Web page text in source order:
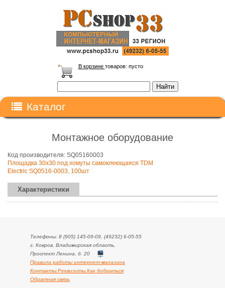
В корзине товаров: пусто
Каталог
Монтажное оборудование
Код производителя: SQ05160003
Площадка 30х30 под хомуты самоклеющаяся TDM
Electric SQ0516-0003, 100шт
Характеристики
Телефоны: 8 (905) 145-09-09, (49232) 6-05-55
г. Ковров, Владимирская область,
Проспект Ленина, д. 20
Правила работы интернет-магазина
Контакты.Реквизиты.Как добраться
Обратная связь